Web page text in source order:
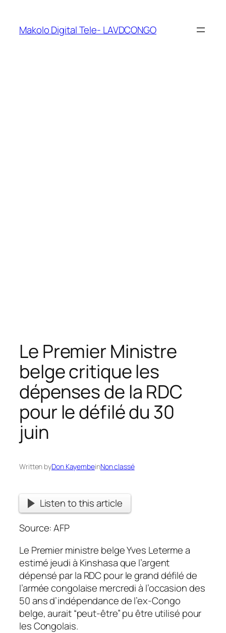
Makolo Digital Tele- LAVDCONGO
Le Premier Ministre
belge critique les
dépenses de la RDC
pour le défilé du 30
juin
Written byDon KayembeinNon classé
Listen to this article
Source: AFP
Le Premier ministre belge Yves Leterme a
estimé jeudi à Kinshasa que l’argent
dépensé par la RDC pour le grand défilé de
l’armée congolaise mercredi à l’occasion des
50 ans d’indépendance de l’ex-Congo
belge, aurait “peut-être” pu être utilisé pour
les Congolais.